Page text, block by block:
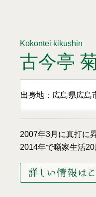
Kokontei kikushin
古今亭
出身地：広島県広島
2007年3月に真打に
2014年で噺家生活